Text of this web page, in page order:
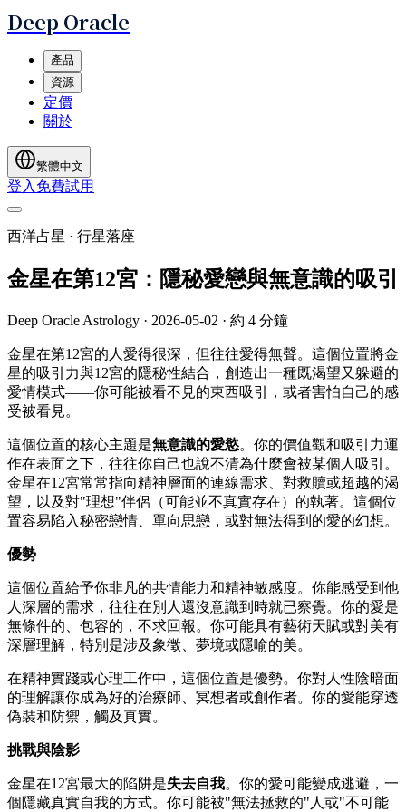
Deep Oracle
產品
資源
定價
關於
繁體中文
登入 免費試用
西洋占星 · 行星落座
金星在第12宮：隱秘愛戀與無意識的吸引
Deep Oracle Astrology · 2026-05-02 · 約 4 分鐘
金星在第12宮的人愛得很深，但往往愛得無聲。這個位置將金
星的吸引力與12宮的隱秘性結合，創造出一種既渴望又躲避的
愛情模式——你可能被看不見的東西吸引，或者害怕自己的感
受被看見。
這個位置的核心主題是無意識的愛慾。你的價值觀和吸引力運
作在表面之下，往往你自己也說不清為什麼會被某個人吸引。
金星在12宮常常指向精神層面的連線需求、對救贖或超越的渴
望，以及對"理想"伴侶（可能並不真實存在）的執著。這個位
置容易陷入秘密戀情、單向思戀，或對無法得到的愛的幻想。
優勢
這個位置給予你非凡的共情能力和精神敏感度。你能感受到他
人深層的需求，往往在別人還沒意識到時就已察覺。你的愛是
無條件的、包容的，不求回報。你可能具有藝術天賦或對美有
深層理解，特別是涉及象徵、夢境或隱喻的美。
在精神實踐或心理工作中，這個位置是優勢。你對人性陰暗面
的理解讓你成為好的治療師、冥想者或創作者。你的愛能穿透
偽裝和防禦，觸及真實。
挑戰與陰影
金星在12宮最大的陷阱是失去自我。你的愛可能變成逃避，一
個隱藏真實自我的方式。你可能被"無法拯救的"人或"不可能